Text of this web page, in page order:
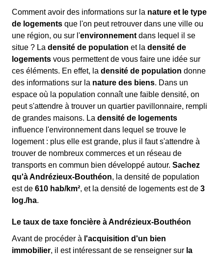
Comment avoir des informations sur la nature et le type
de logements que l'on peut retrouver dans une ville ou
une région, ou sur l'environnement dans lequel il se
situe ? La densité de population et la densité de
logements vous permettent de vous faire une idée sur
ces éléments. En effet, la densité de population donne
des informations sur la nature des biens. Dans un
espace où la population connaît une faible densité, on
peut s'attendre à trouver un quartier pavillonnaire, rempli
de grandes maisons. La densité de logements
influence l'environnement dans lequel se trouve le
logement : plus elle est grande, plus il faut s'attendre à
trouver de nombreux commerces et un réseau de
transports en commun bien développé autour. Sachez
qu'à Andrézieux-Bouthéon, la densité de population
est de 610 hab/km², et la densité de logements est de 3
log./ha.
Le taux de taxe foncière à Andrézieux-Bouthéon
Avant de procéder à l'acquisition d'un bien
immobilier, il est intéressant de se renseigner sur la